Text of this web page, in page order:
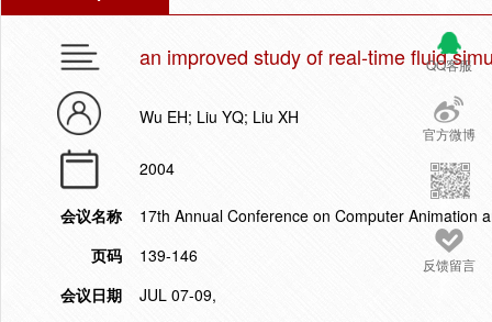
QQ客服
官方微博
反馈留言
an improved study of real-time fluid
Wu EH; Liu YQ; Liu XH
2004
会议名称
17th Annual Conference on Computer Animation
页码
139-146
会议日期
JUL 07-09,